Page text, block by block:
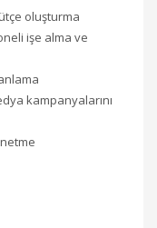
oluşturma
işe alma ve
kampanyalarını